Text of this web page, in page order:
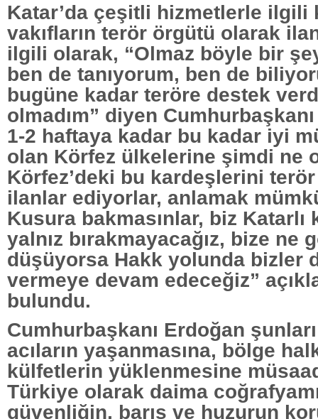
Katar’da çeşitli hizmetlerle ilgili
vakıfların terör örgütü olarak
ilgili olarak, “Olmaz böyle bir
ben de tanıyorum, ben de
bugüne kadar teröre destek
olmadım” diyen
1-2 haftaya kadar bu kadar iyi
olan Körfez ülkelerine şimdi ne
Körfez’deki bu kardeşlerini
ilanlar ediyorlar, anlamak
Kusura bakmasınlar, biz
yalnız bırakmayacağız, bize ne
düşüyorsa Hakk yolunda bizler
vermeye devam edeceğiz”
bulundu.
Cumhurbaşkanı Erdoğan
acıların yaşanmasına, bölge
külfetlerin yüklenmesine
Türkiye olarak daima
güvenliğin, barış ve huzurun